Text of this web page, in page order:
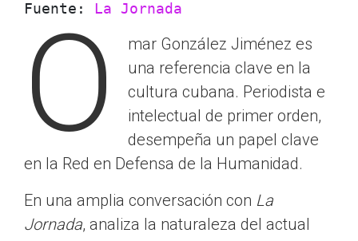
Fuente:
La Jornada
O
mar González Jiménez es
una referencia clave en la
cultura cubana. Periodista e
intelectual de primer orden,
desempeña un papel clave
en la Red en Defensa de la Humanidad.
En una amplia conversación con La
Jornada, analiza la naturaleza del actual